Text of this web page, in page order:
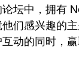
坛中，拥有
们感兴趣的
动的同时，